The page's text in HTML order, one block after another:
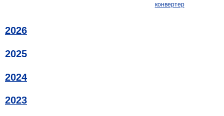
конвертер
2026
2025
2024
2023